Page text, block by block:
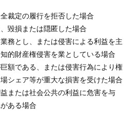
裁定の履行を拒否した場合
毀損または隠匿した場合
務とし、または侵害による利益を主
的財産権侵害を業としている場合
巨額である、または侵害行為により権
シェア等が重大な損害を受けた場合
益または社会公共の利益に危害を与
ある場合